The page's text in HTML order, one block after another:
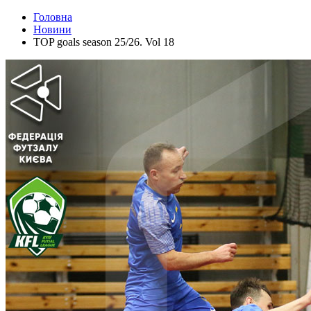
Головна
Новини
TOP goals season 25/26. Vol 18